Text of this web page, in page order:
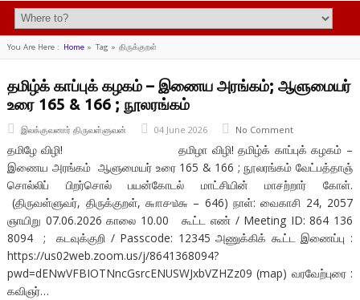
You Are Here : Home» Tag » திருக்குறள்
தமிழ்க் காப்புக் கழகம் – இணைய அரங்கம்; ஆளுமையர்
உரை 165 & 166 ; நூலரங்கம்
இலக்குவனார் திருவள்ளுவன் 04 June 2026 No Comment
தமிழே விழி! தமிழா விழி! தமிழ்க் காப்புக் கழகம் –
இணைய அரங்கம் ஆளுமையர் உரை 165 & 166 ; நூலரங்கம் வேட்பத்தாஞ்
சொல்லிப் பிறர்சொல் பயன்கோடல் மாட்சியின் மாசற்றார் கோள்.
(திருவள்ளுவர், திருக்குறள், ௬௱௪௰௬ – 646) நாள்: வைகாசி 24, 2057
ஞாயிறு 07.06.2026 காலை 10.00 கூட்ட எண் / Meeting ID: 864 136
8094 ; கடவுக்குறி / Passcode: 12345 அணுக்கிக் கூட்ட இணைப்பு :
https://us02web.zoom.us/j/8641368094?
pwd=dENwVFBIOTNncGsrcENUSWJxbVZHZz09 (map) வரவேற்புரை :
கவிஞர்…